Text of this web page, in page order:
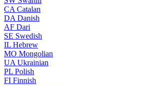
CA Catalan
DA Danish
AF Dari
SE Swedish
IL Hebrew
MO Mongolian
UA Ukrainian
PL Polish
FI Finnish